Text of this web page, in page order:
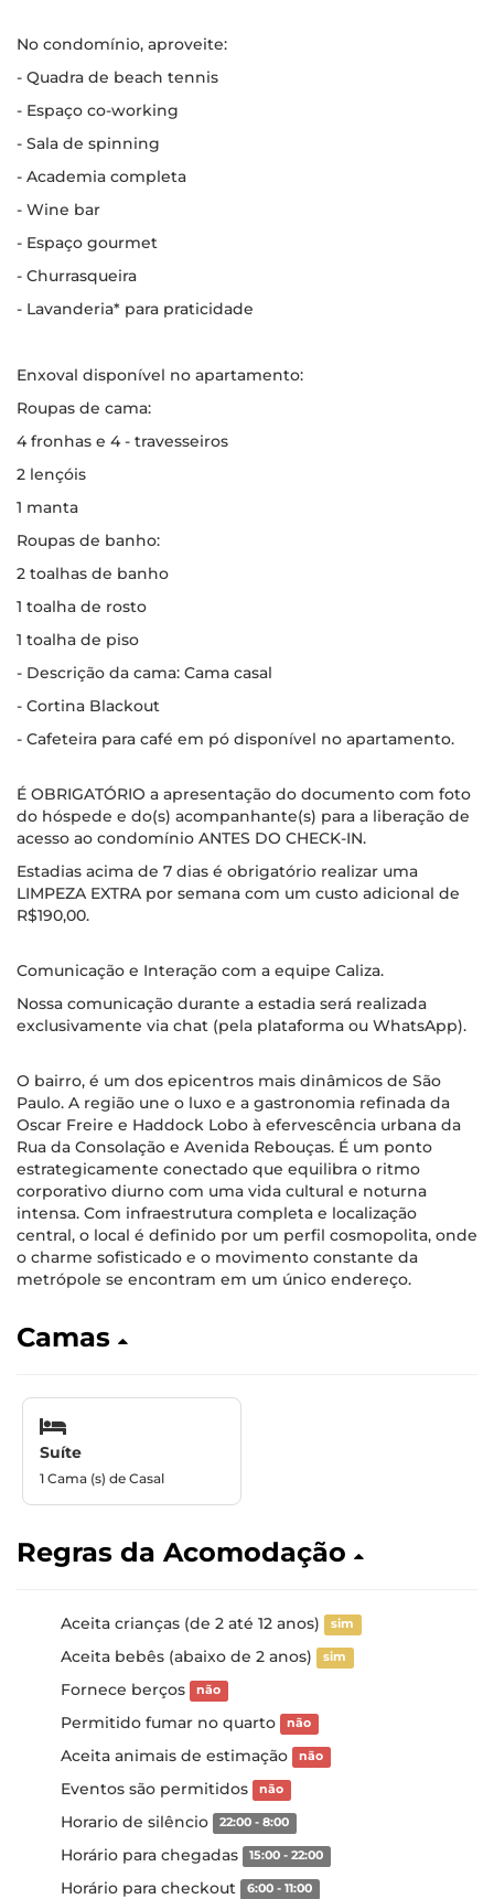
No condomínio, aproveite:
- Quadra de beach tennis
- Espaço co-working
- Sala de spinning
- Academia completa
- Wine bar
- Espaço gourmet
- Churrasqueira
- Lavanderia* para praticidade
Enxoval disponível no apartamento:
Roupas de cama:
4 fronhas e 4 - travesseiros
2 lençóis
1 manta
Roupas de banho:
2 toalhas de banho
1 toalha de rosto
1 toalha de piso
- Descrição da cama: Cama casal
- Cortina Blackout
- Cafeteira para café em pó disponível no apartamento.
É OBRIGATÓRIO a apresentação do documento com foto
do hóspede e do(s) acompanhante(s) para a liberação de
acesso ao condomínio ANTES DO CHECK-IN.
Estadias acima de 7 dias é obrigatório realizar uma
LIMPEZA EXTRA por semana com um custo adicional de
R$190,00.
Comunicação e Interação com a equipe Caliza.
Nossa comunicação durante a estadia será realizada
exclusivamente via chat (pela plataforma ou WhatsApp).
O bairro, é um dos epicentros mais dinâmicos de São
Paulo. A região une o luxo e a gastronomia refinada da
Oscar Freire e Haddock Lobo à efervescência urbana da
Rua da Consolação e Avenida Rebouças. É um ponto
estrategicamente conectado que equilibra o ritmo
corporativo diurno com uma vida cultural e noturna
intensa. Com infraestrutura completa e localização
central, o local é definido por um perfil cosmopolita, onde
o charme sofisticado e o movimento constante da
metrópole se encontram em um único endereço.
Camas
Suíte
1 Cama (s) de Casal
Regras da Acomodação
Aceita crianças (de 2 até 12 anos) sim
Aceita bebês (abaixo de 2 anos) sim
Fornece berços não
Permitido fumar no quarto não
Aceita animais de estimação não
Eventos são permitidos não
Horario de silêncio 22:00 - 8:00
Horário para chegadas 15:00 - 22:00
Horário para checkout 6:00 - 11:00